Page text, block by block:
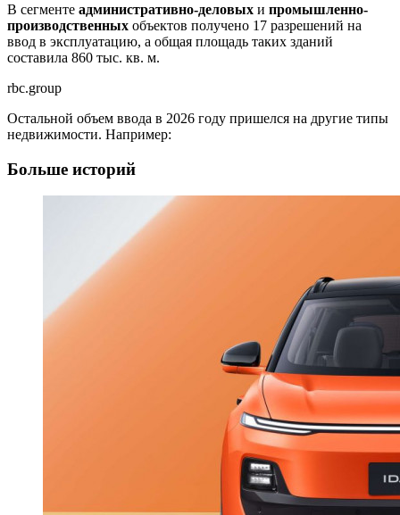
В сегменте административно-деловых и промышленно-
производственных объектов получено 17 разрешений на
ввод в эксплуатацию, а общая площадь таких зданий
составила 860 тыс. кв. м.
rbc.group
Остальной объем ввода в 2026 году пришелся на другие типы
недвижимости. Например:
Больше историй